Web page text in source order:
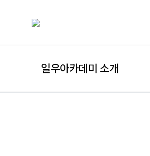
일우아카데미 소개